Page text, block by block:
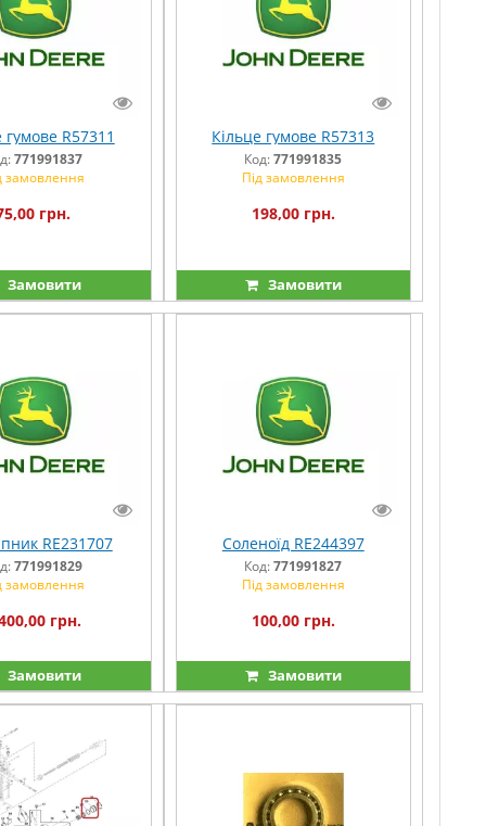
гумове R57311
771991837
замовлення
грн.
Замовити
Кільце гумове R57313
Код:771991835
Під замовлення
198,00 грн.
Замовити
RE231707
771991829
замовлення
грн.
Замовити
Соленоїд RE244397
Код:771991827
Під замовлення
100,00 грн.
Замовити